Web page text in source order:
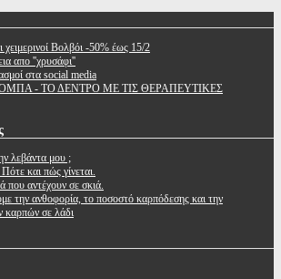
Βολβόι -50% έως 15/2
απο ''χρυσάφι''
στα social media
- ΤΟ ΔΕΝΤΡΟ ΜΕ ΤΙΣ ΘΕΡΑΠΕΥΤΙΚΕΣ
λεβάντα μου ;
και πώς γίνεται.
που αντέχουν σε σκιά.
την ανθοφορία, το ποσοστό καρπόδεσης και την
καρπών σε λάδι